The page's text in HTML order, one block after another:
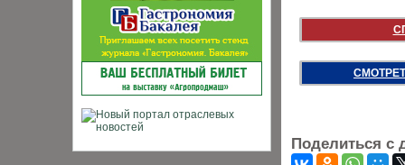
Поделиться с